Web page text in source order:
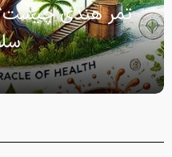
تمر هندی